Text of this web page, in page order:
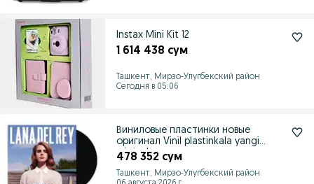
Instax Mini Kit 12
1 614 438 сум
Ташкент, Мирзо-Улугбекский район
Сегодня в 05:06
Виниловые пластинки новые
оригинал Vinil plastinkala yangi
original
478 352 сум
Ташкент, Мирзо-Улугбекский район